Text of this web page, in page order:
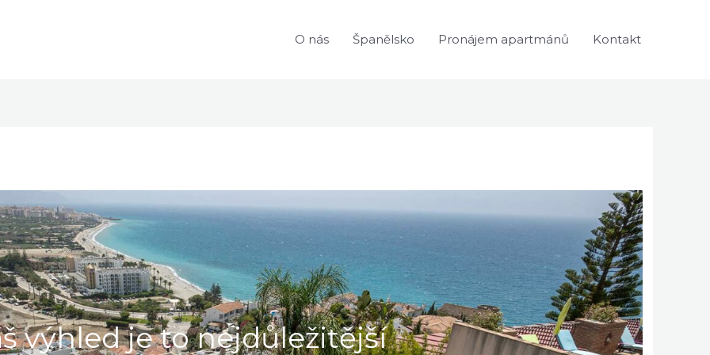
O nás Španělsko Pronájem apartmánů Kontakt
výhled je to nejdůležitější